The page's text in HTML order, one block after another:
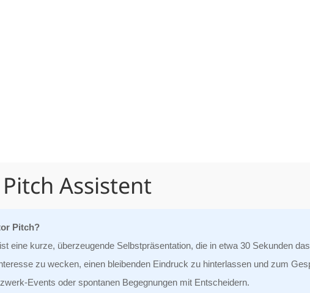
Assistent
Pitch?
eine kurze, überzeugende Selbstpräsentation, die in etwa 30 Sekunden
zu wecken, einen bleibenden Eindruck zu hinterlassen und zum
Events oder spontanen Begegnungen mit Entscheidern.